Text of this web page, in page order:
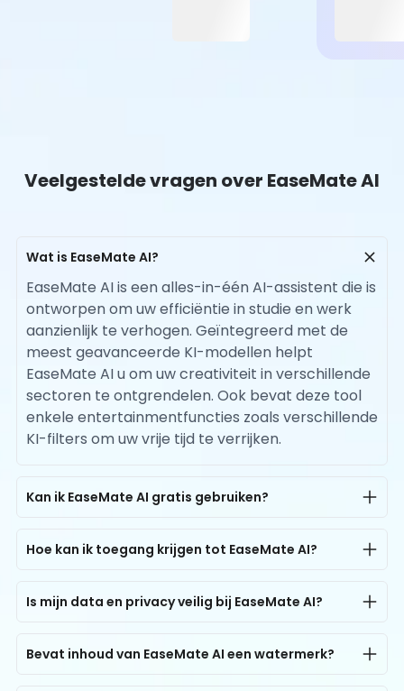
Veelgestelde vragen over EaseMate AI
Wat is EaseMate AI?
EaseMate AI is een alles-in-één AI-assistent die is
ontworpen om uw efficiëntie in studie en werk
aanzienlijk te verhogen. Geïntegreerd met de
meest geavanceerde KI-modellen helpt
EaseMate AI u om uw creativiteit in verschillende
sectoren te ontgrendelen. Ook bevat deze tool
enkele entertainmentfuncties zoals verschillende
KI-filters om uw vrije tijd te verrijken.
Kan ik EaseMate AI gratis gebruiken?
gebruikers. Elke gebruiker kan tot 200K AI-chat
beeldgeneratie kan iedereen een keer gratis
proberen om afbeeldingen te maken via AI met
je je aanmeldt, ontvang je 30 gratis credits, en je
Hoe kan ik toegang krijgen tot EaseMate AI?
als smartphones. Je kunt op elk moment en
platform. Open gewoon je browser op elk
Is mijn data en privacy veilig bij EaseMate AI?
en gegevensbeveiliging als kernprincipes. Het is
Bevat inhoud van EaseMate AI een watermerk?